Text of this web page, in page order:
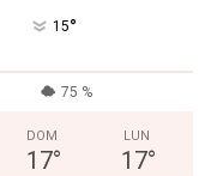
15°
75 %
DOM
17°
LUN
17°